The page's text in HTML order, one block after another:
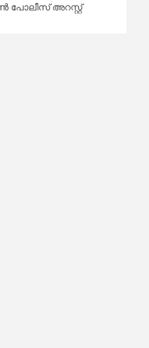
പോലീസ് അറസ്റ്റ്